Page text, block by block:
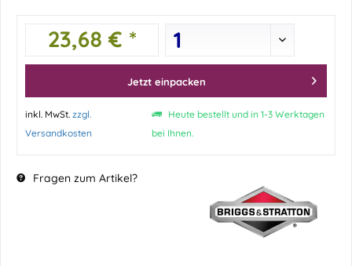
23,68 € *
Jetzt einpacken
inkl. MwSt. zzgl.
Versandkosten
Heute bestellt und in 1-3 Werktagen
bei Ihnen.
Fragen zum Artikel?